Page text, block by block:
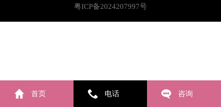
粤ICP备2024207997号
首页 电话 咨询